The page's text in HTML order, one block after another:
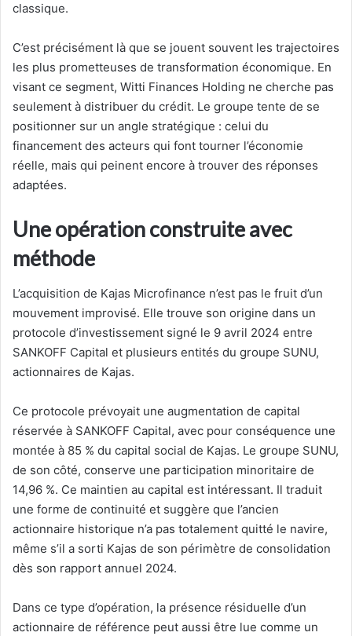
classique.
C’est précisément là que se jouent souvent les trajectoires
les plus prometteuses de transformation économique. En
visant ce segment, Witti Finances Holding ne cherche pas
seulement à distribuer du crédit. Le groupe tente de se
positionner sur un angle stratégique : celui du
financement des acteurs qui font tourner l’économie
réelle, mais qui peinent encore à trouver des réponses
adaptées.
Une opération construite avec
méthode
L’acquisition de Kajas Microfinance n’est pas le fruit d’un
mouvement improvisé. Elle trouve son origine dans un
protocole d’investissement signé le 9 avril 2024 entre
SANKOFF Capital et plusieurs entités du groupe SUNU,
actionnaires de Kajas.
Ce protocole prévoyait une augmentation de capital
réservée à SANKOFF Capital, avec pour conséquence une
montée à 85 % du capital social de Kajas. Le groupe SUNU,
de son côté, conserve une participation minoritaire de
14,96 %. Ce maintien au capital est intéressant. Il traduit
une forme de continuité et suggère que l’ancien
actionnaire historique n’a pas totalement quitté le navire,
même s’il a sorti Kajas de son périmètre de consolidation
dès son rapport annuel 2024.
Dans ce type d’opération, la présence résiduelle d’un
actionnaire de référence peut aussi être lue comme un